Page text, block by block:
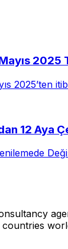
2025’ten
12 Aya